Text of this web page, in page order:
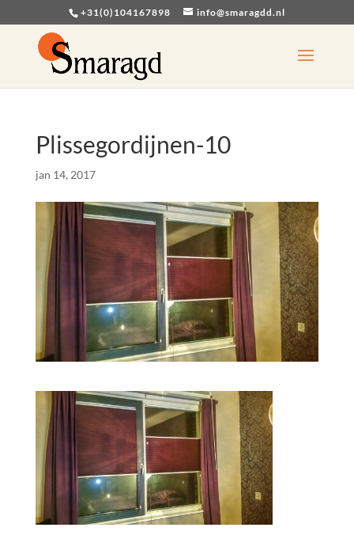
+31(0)104167898 info@smaragdd.nl
Plissegordijnen-10
jan 14, 2017